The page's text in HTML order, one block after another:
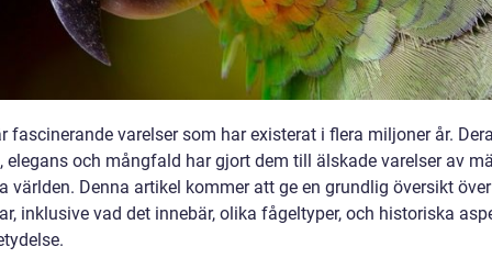
fascinerande varelser som har existerat i flera miljoner år.
elegans och mångfald har gjort dem till älskade varelser av
världen. Denna artikel kommer att ge en grundlig översikt
inklusive vad det innebär, olika fågeltyper, och historiska